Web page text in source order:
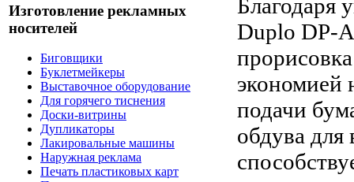
Изготовление рекламных
носителей
Биговщики
Буклетмейкеры
Выставочное оборудование
Для горячего тиснения
Доски-витрины
Дупликаторы
Лакировальные машины
Наружная реклама
Печать пластиковых карт
Благодаря
Duplo DP-
экономией
подачи
обдува для